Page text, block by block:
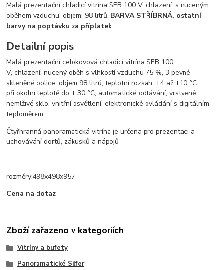
Malá prezentační chladicí vitrína SEB 100 V, chlazení: s nuceným
oběhem vzduchu, objem: 98 litrů. BARVA STŘÍBRNÁ, ostatní
barvy na poptávku za příplatek.
Detailní popis
Malá prezentační celokovová chladicí vitrína SEB 100
V, chlazení: nucený oběh s vlhkostí vzduchu 75 %, 3 pevné
skleněné police, objem 98 litrů, teplotní rozsah: +4 až +10 °C
při okolní teplotě do + 30 °C, automatické odtávání, vrstvené
nemlživé sklo, vnitřní osvětlení, elektronické ovládání s digitálním
teploměrem.
Čtyřhranná panoramatická vitrína je určena pro prezentaci a
uchovávání dortů, zákusků a nápojů
rozměry:498x498x957
Cena na dotaz
Zboží zařazeno v kategoriích
Vitríny a bufety
Panoramatické Silfer